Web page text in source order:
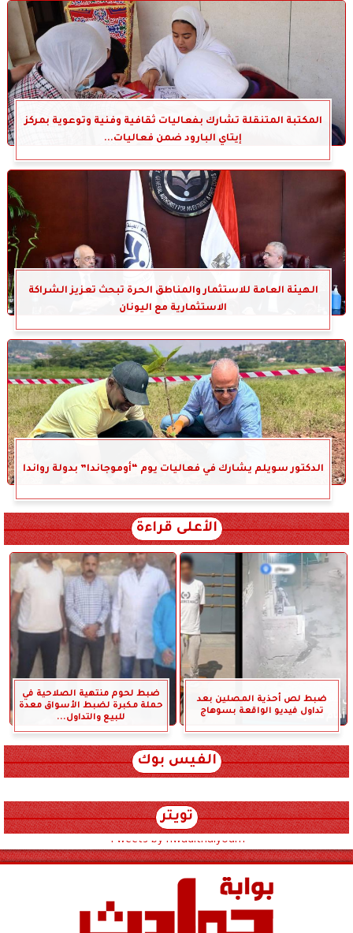
المكتبة المتنقلة تشارك بفعاليات ثقافية وفنية وتوعوية بمركز
إيتاي البارود ضمن فعاليات...
الهيئة العامة للاستثمار والمناطق الحرة تبحث تعزيز الشراكة
الاستثمارية مع اليونان
الدكتور سويلم يشارك في فعاليات يوم “أوموجاندا” بدولة رواندا
الأعلى قراءة
ضبط لص أحذية المصلين بعد
تداول فيديو الواقعة بسوهاج
ضبط لحوم منتهية الصلاحية في
حملة مكبرة لضبط الأسواق معدة
للبيع والتداول...
الفيس بوك
تويتر
Tweets by hwadithalyoum